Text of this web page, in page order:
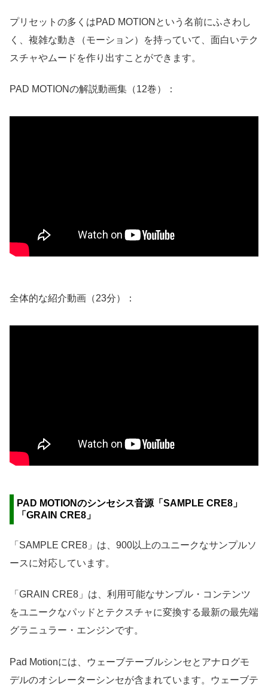
プリセットの多くはPAD MOTIONという名前にふさわし
く、複雑な動き（モーション）を持っていて、面白いテク
スチャやムードを作り出すことができます。
PAD MOTIONの解説動画集（12巻）：
全体的な紹介動画（23分）：
PAD MOTIONのシンセシス音源「SAMPLE CRE8」
「GRAIN CRE8」
「SAMPLE CRE8」は、900以上のユニークなサンプルソ
ースに対応しています。
「GRAIN CRE8」は、利用可能なサンプル・コンテンツ
をユニークなパッドとテクスチャに変換する最新の最先端
グラニュラー・エンジンです。
Pad Motionには、ウェーブテーブルシンセとアナログモ
デルのオシレーターシンセが含まれています。ウェーブテ